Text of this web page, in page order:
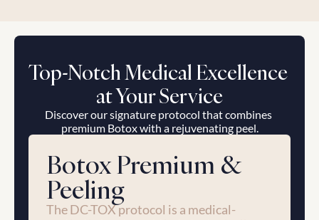
Top-Notch Medical Excellence
at Your Service
Discover our signature protocol that combines
premium Botox with a rejuvenating peel.
Botox Premium &
Peeling
The DC-TOX protocol is a medical-